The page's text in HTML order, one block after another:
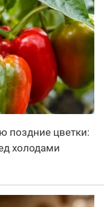
поздние цветки:
холодами